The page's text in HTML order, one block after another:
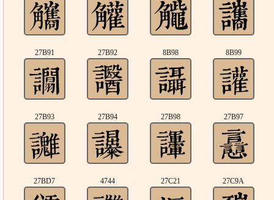
27B91 27B92 8B98 8B99
27B93 27B94 27B98 27B97
27BD7 4744 27C21 27C9A